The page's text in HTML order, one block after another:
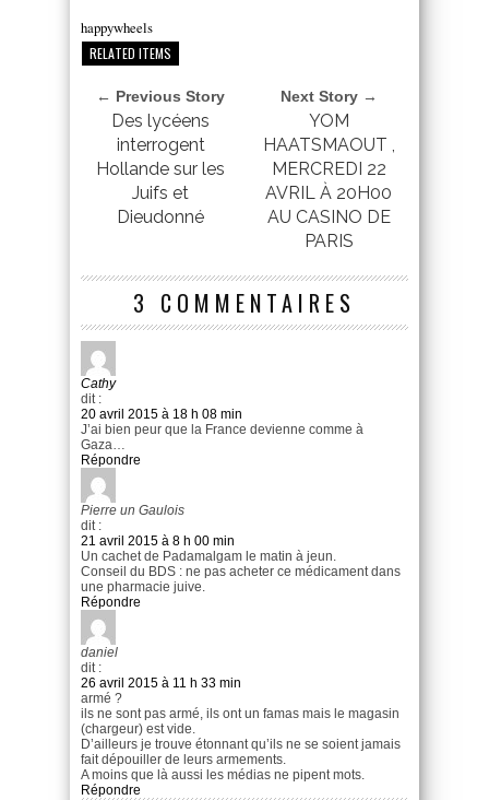
happywheels
RELATED ITEMS
← Previous Story
Des lycéens
interrogent
Hollande sur les
Juifs et
Dieudonné
Next Story →
YOM
HAATSMAOUT ,
MERCREDI 22
AVRIL À 20H00
AU CASINO DE
PARIS
3 COMMENTAIRES
Cathy
dit :
20 avril 2015 à 18 h 08 min
J’ai bien peur que la France devienne comme à
Gaza…
Répondre
Pierre un Gaulois
dit :
21 avril 2015 à 8 h 00 min
Un cachet de Padamalgam le matin à jeun.
Conseil du BDS : ne pas acheter ce médicament dans
une pharmacie juive.
Répondre
daniel
dit :
26 avril 2015 à 11 h 33 min
armé ?
ils ne sont pas armé, ils ont un famas mais le magasin
(chargeur) est vide.
D’ailleurs je trouve étonnant qu’ils ne se soient jamais
fait dépouiller de leurs armements.
A moins que là aussi les médias ne pipent mots.
Répondre